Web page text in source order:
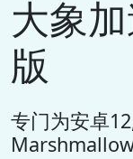
大象
版
专门为安卓